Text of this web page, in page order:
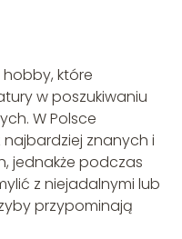
które
w poszukiwaniu
W Polsce
znanych i
jednakże podczas
z niejadalnymi lub
przypominają